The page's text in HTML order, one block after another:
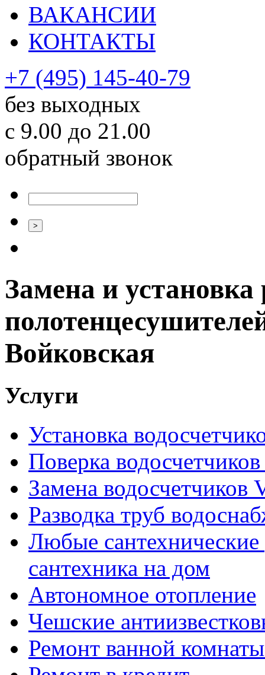
ВАКАНСИИ
КОНТАКТЫ
+7 (495) 145-40-79
без выходных
с 9.00 до 21.00
обратный звонок
Замена и установка
Войковская
Услуги
Установка
Поверка водосчетчиков
Замена
Разводка труб
Любые
сантехника на дом
Автономное отопление
Чешские
Ремонт ванной